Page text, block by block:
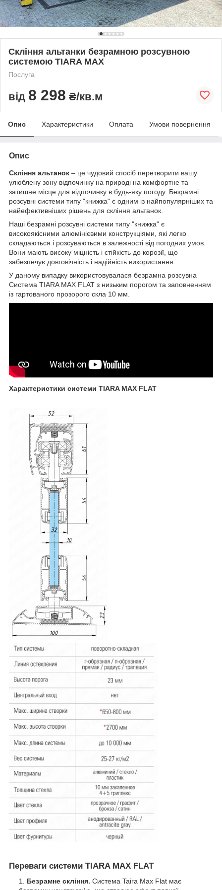
Скління альтанки безрамною розсувною
системою TIARA MAX
Послуга
від 8 298 ₴/кв.м
Опис Характеристики Оплата Умови повернення
Опис
Скління альтанок – це чудовий спосіб перетворити вашу
улюблену зону відпочинку на природі на комфортне та
затишне місце для відпочинку в будь-яку погоду. Безрамні
розсувні системи типу "книжка" є одним із найпопулярніших та
найефективніших рішень для скління альтанок.
Наші безрамні розсувні системи типу "книжка" є
високоякісними алюмінієвими конструкціями, які легко
складаються і розсуваються в залежності від погодних умов.
Вони мають високу міцність і стійкість до корозії, що
забезпечує довговічність і надійність використання.
У даному випадку використовувалася безрамна розсувна
Система TIARA MAX FLAT з низьким порогом та заповненням
із гартованого прозорого скла 10 мм.
Характеристики системи TIARA MAX FLAT
Переваги системи TIARA MAX FLAT
Безрамне скління. Система Taira Max Flat має